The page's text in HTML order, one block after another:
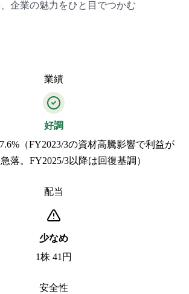
企業の魅力をひと目でつかむ
業績
好調
（FY2023/3の資材高騰影響で利益が
落。FY2025/3以降は回復基調）
配当
少なめ
1株 41円
安全性